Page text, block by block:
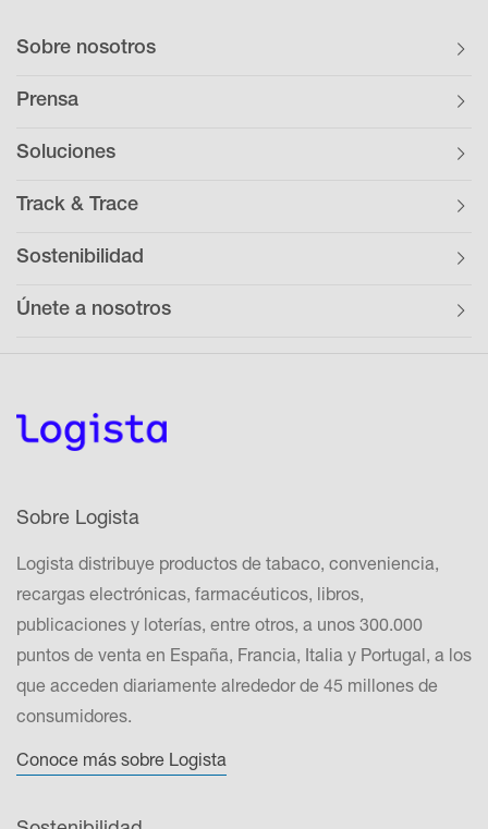
Sobre nosotros
Prensa
Soluciones
Track & Trace
Sostenibilidad
Únete a nosotros
Sobre Logista
Logista distribuye productos de tabaco, conveniencia,
recargas electrónicas, farmacéuticos, libros,
publicaciones y loterías, entre otros, a unos 300.000
puntos de venta en España, Francia, Italia y Portugal, a los
que acceden diariamente alrededor de 45 millones de
consumidores.
Conoce más sobre Logista